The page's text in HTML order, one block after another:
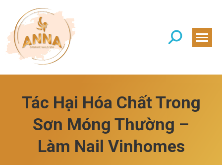
Search:
Tác Hại Hóa Chất Trong
Sơn Móng Thường –
Làm Nail Vinhomes